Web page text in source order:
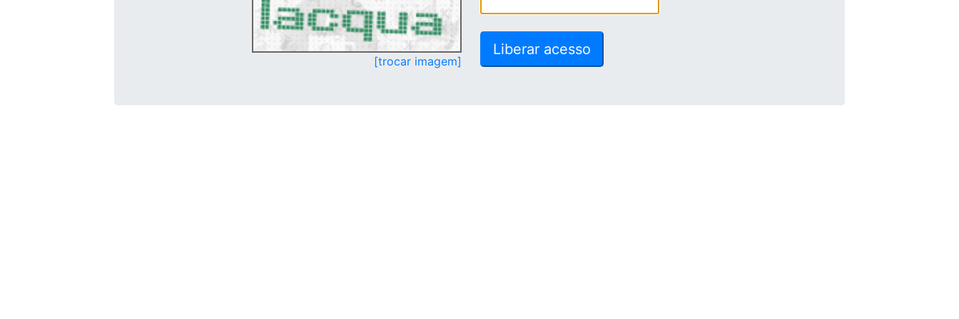
[trocar imagem]